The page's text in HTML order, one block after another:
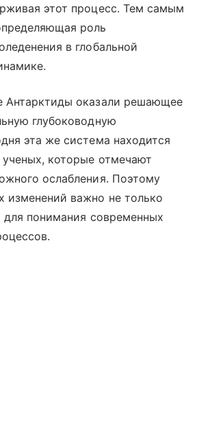
этот процесс. Тем самым
роль
в глобальной
Антарктиды оказали решающее
глубоководную
эта же система находится
которые отмечают
ослабления. Поэтому
изменений важно не только
понимания современных